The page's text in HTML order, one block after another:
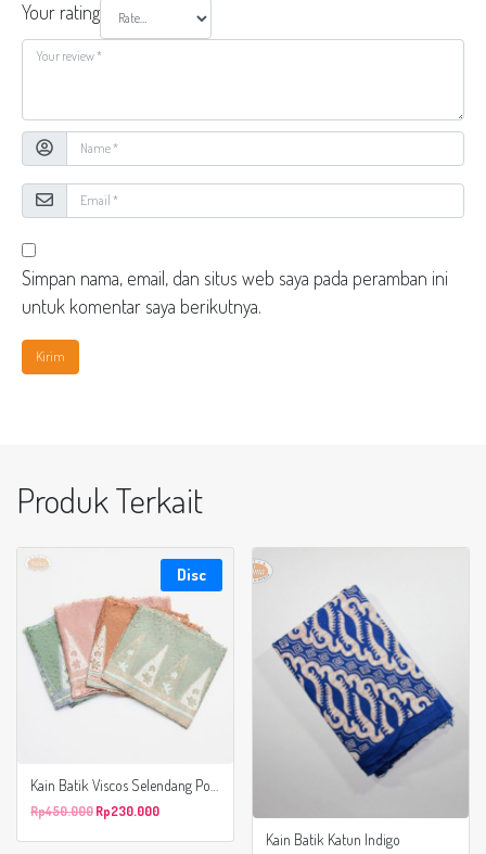
Your rating
Simpan nama, email, dan situs web saya pada peramban ini
untuk komentar saya berikutnya.
Produk Terkait
Disc
Rp450.000 Rp230.000
Kain Batik Katun Indigo